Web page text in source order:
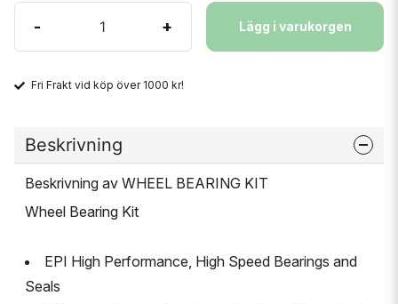
- + Lägg i varukorgen
Fri Frakt vid köp över 1000 kr!
Beskrivning
Beskrivning av WHEEL BEARING KIT
Wheel Bearing Kit
EPI High Performance, High Speed Bearings and
Seals